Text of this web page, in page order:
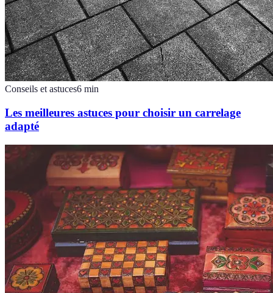
Conseils et astuces6 min
Les meilleures astuces pour choisir un carrelage
adapté